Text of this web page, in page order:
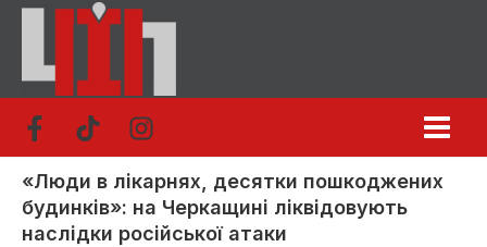
Перейти
вмісту
«Люди в лікарнях, десятки пошкоджених
будинків»: на Черкащині ліквідовують
наслідки російської атаки